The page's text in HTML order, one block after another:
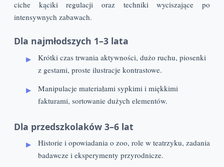
ciche kąciki regulacji oraz techniki wyciszające po
intensywnych zabawach.
Dla najmłodszych 1–3 lata
Krótki czas trwania aktywności, dużo ruchu, piosenki
z gestami, proste ilustracje kontrastowe.
Manipulacje materiałami sypkimi i miękkimi
fakturami, sortowanie dużych elementów.
Dla przedszkolaków 3–6 lat
Historie i opowiadania o zoo, role w teatrzyku, zadania
badawcze i eksperymenty przyrodnicze.